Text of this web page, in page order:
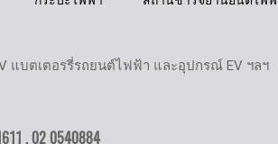
แบตเตอรรี่รถยนต์ไฟฟ้า และอุปกรณ์ EV ฯลฯ
,02 0540884